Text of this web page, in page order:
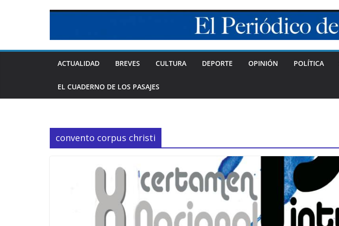
ACTUALIDAD BREVES CULTURA DEPORTE OPINIÓN POLÍTICA
EL CUADERNO DE LOS PASAJES
convento corpus christi